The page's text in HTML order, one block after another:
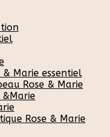
& Marie essentiel
Rose & Marie
&Marie
Rose & Marie